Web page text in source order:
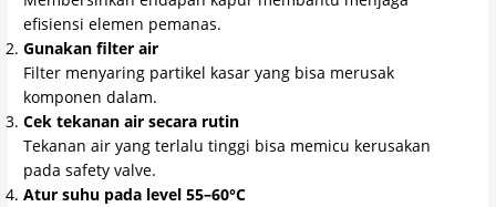
efisiensi elemen pemanas.
Gunakan filter air
Filter menyaring partikel kasar yang bisa merusak
komponen dalam.
Cek tekanan air secara rutin
Tekanan air yang terlalu tinggi bisa memicu kerusakan
pada safety valve.
Atur suhu pada level 55–60°C